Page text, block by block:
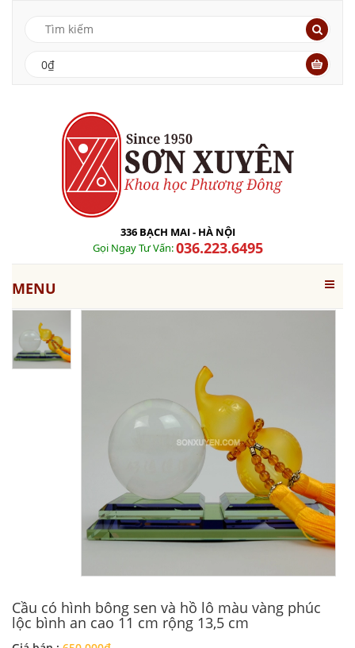
0₫
336 BẠCH MAI - HÀ NỘI
Gọi Ngay Tư Vấn:036.223.6495
MENU
Cầu có hình bông sen và hồ lô màu vàng phúc
lộc bình an cao 11 cm rộng 13,5 cm